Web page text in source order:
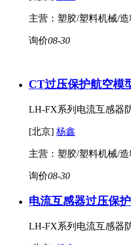
主营：塑胶/塑料机械/
询价08-30
CT过压保护航空模
LH-FX系列电流互感器
[北京] 杨鑫
主营：塑胶/塑料机械/
询价08-30
电流互感器过压保
LH-FX系列电流互感器